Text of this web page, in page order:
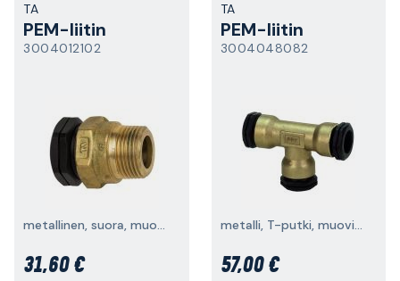
TA
PEM-liitin
3004012102
metallinen, suora, muovinen ulkokierre
31,60 €
TA
PEM-liitin
3004048082
metalli, T-putki, muovi-muovi-muovi
57,00 €